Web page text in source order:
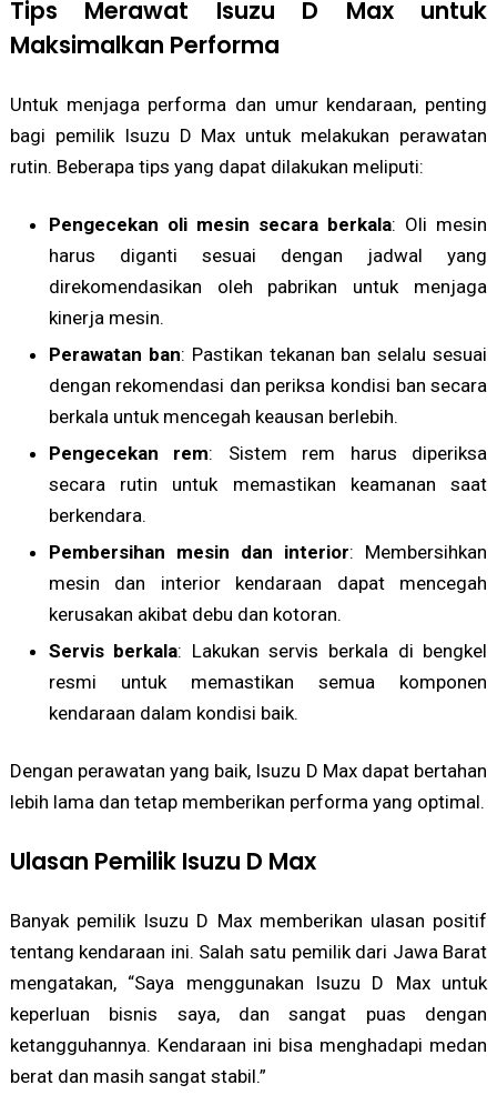
Tips Merawat Isuzu D Max untuk
Maksimalkan Performa
Untuk menjaga performa dan umur kendaraan, penting
bagi pemilik Isuzu D Max untuk melakukan perawatan
rutin. Beberapa tips yang dapat dilakukan meliputi:
Pengecekan oli mesin secara berkala: Oli mesin
harus diganti sesuai dengan jadwal yang
direkomendasikan oleh pabrikan untuk menjaga
kinerja mesin.
Perawatan ban: Pastikan tekanan ban selalu sesuai
dengan rekomendasi dan periksa kondisi ban secara
berkala untuk mencegah keausan berlebih.
Pengecekan rem: Sistem rem harus diperiksa
secara rutin untuk memastikan keamanan saat
berkendara.
Pembersihan mesin dan interior: Membersihkan
mesin dan interior kendaraan dapat mencegah
kerusakan akibat debu dan kotoran.
Servis berkala: Lakukan servis berkala di bengkel
resmi untuk memastikan semua komponen
kendaraan dalam kondisi baik.
Dengan perawatan yang baik, Isuzu D Max dapat bertahan
lebih lama dan tetap memberikan performa yang optimal.
Ulasan Pemilik Isuzu D Max
Banyak pemilik Isuzu D Max memberikan ulasan positif
tentang kendaraan ini. Salah satu pemilik dari Jawa Barat
mengatakan, “Saya menggunakan Isuzu D Max untuk
keperluan bisnis saya, dan sangat puas dengan
ketangguhannya. Kendaraan ini bisa menghadapi medan
berat dan masih sangat stabil.”